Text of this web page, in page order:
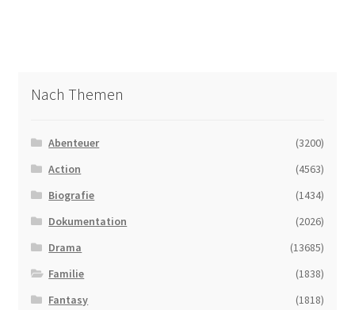
Nach Themen
Abenteuer
(3200)
Action
(4563)
Biografie
(1434)
Dokumentation
(2026)
Drama
(13685)
Familie
(1838)
Fantasy
(1818)